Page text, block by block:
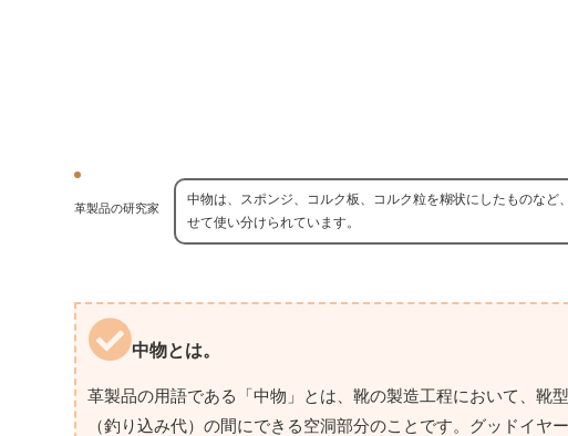
革製品の研究家
中物は、スポンジ、コルク板、コルク粒を糊状にしたものな
せて使い分けられています。
中物とは。
革製品の用語である「中物」とは、靴の製造工程において、靴
（釣り込み代）の間にできる空洞部分のことです。グッドイ